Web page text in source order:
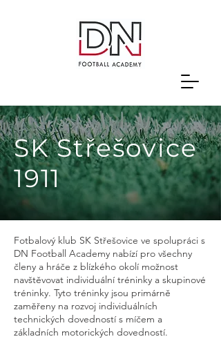
SK Střešovice
1911
Fotbalový klub SK Střešovice ve spolupráci s
DN Football Academy nabízí pro všechny
členy a hráče z blízkého okolí možnost
navštěvovat individuální tréninky a skupinové
tréninky. Tyto tréninky jsou primárně
zaměřeny na rozvoj individuálních
technických dovedností s míčem a
základních motorických dovedností.